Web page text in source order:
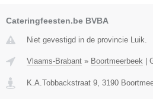
Cateringfeesten.be BVBA
Niet gevestigd in de provincie Luik.
Vlaams-Brabant » Boortmeerbeek
K.A.Tobbackstraat 9 3190